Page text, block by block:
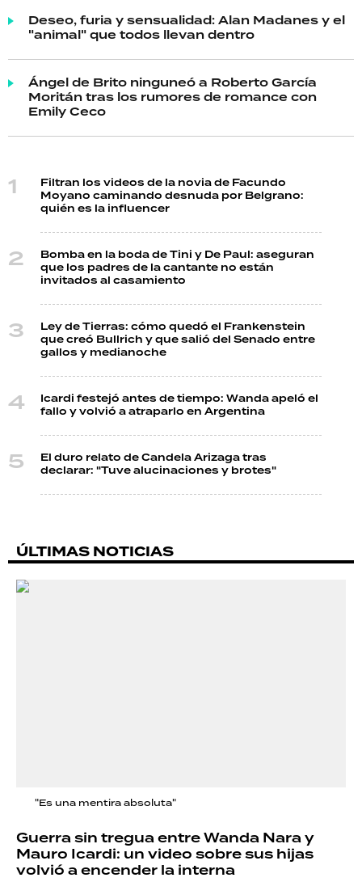
Deseo, furia y sensualidad: Alan Madanes y el
"animal" que todos llevan dentro
Ángel de Brito ninguneó a Roberto García
Moritán tras los rumores de romance con
Emily Ceco
Filtran los videos de la novia de Facundo
Moyano caminando desnuda por Belgrano:
quién es la influencer
Bomba en la boda de Tini y De Paul: aseguran
que los padres de la cantante no están
invitados al casamiento
Ley de Tierras: cómo quedó el Frankenstein
que creó Bullrich y que salió del Senado entre
gallos y medianoche
Icardi festejó antes de tiempo: Wanda apeló el
fallo y volvió a atraparlo en Argentina
El duro relato de Candela Arizaga tras
declarar: "Tuve alucinaciones y brotes"
ÚLTIMAS NOTICIAS
"Es una mentira absoluta"
Guerra sin tregua entre Wanda Nara y
Mauro Icardi: un video sobre sus hijas
volvió a encender la interna